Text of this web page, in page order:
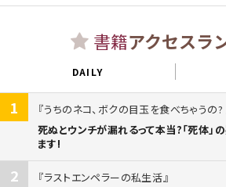
書籍アクセスラ
DAILY
1
うちのネコ、ボクの目玉を食べちゃうの?
死ぬとウンチが漏れるって本当?「死体」
ます!
2
ラストエンペラーの私生活